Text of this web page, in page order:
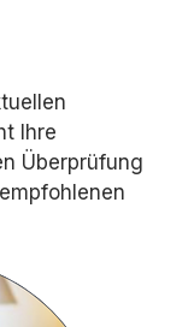
Ihre
Überprüfung